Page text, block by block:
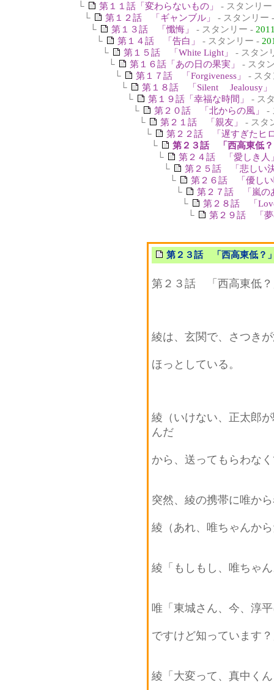
└
第１１話「変わらないもの」
- スタンリ
└
第１２話 「ギャンブル」
- スタンリー
└
第１３話 「懺悔」 - スタンリー -
└
第１４話 「告白」 - スタンリー -
└
第１５話 「White Light」 - スタン
└
第１６話「あの日の果実」
- スタ
└
第１７話 「Forgiveness」
- ス
└
第１８話 「Silent Jealousy」
└
第１９話「幸福な時間」
- ス
└
第２０話 「北からの風」
-
└
第２１話 「親友」
- スタ
└
第２２話 「遅すぎたヒ
└
第２３話 「西高東低
└
第２４話 「愛しき人
└
第２５話 「悲しい
└
第２６話 「優しい
└
第２７話 「嵐の
└
第２８話 「
└
第２９話 「夢
第２３話 「西高東低？
第２３話 「西高東低
綾は、玄関で、さつき
ほっとしている。
綾（いけない、正太郎
んだ
から、送ってもらわな
突然、綾の携帯に唯か
綾（あれ、唯ちゃんか
綾「もしもし、唯ちゃ
唯「東城さん、今、淳
ですけど知っています
綾「大変って、真中く